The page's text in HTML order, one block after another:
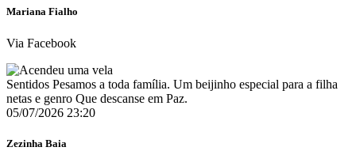
Mariana Fialho
Via Facebook
Sentidos Pesamos a toda família. Um beijinho especial para a filha
netas e genro Que descanse em Paz.
05/07/2026 23:20
Zezinha Baia